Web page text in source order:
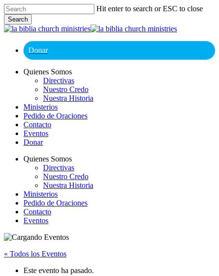
Skip
to
main
content
Hit enter to search or ESC to close
Search
Close
Donar
Menu
Quienes Somos
Directivas
Nuestro Credo
Nuestra Historia
Ministerios
Pedido de Oraciones
Contacto
Eventos
Donar
Quienes Somos
Directivas
Nuestro Credo
Nuestra Historia
Ministerios
Pedido de Oraciones
Contacto
Eventos
« Todos los Eventos
Este evento ha pasado.